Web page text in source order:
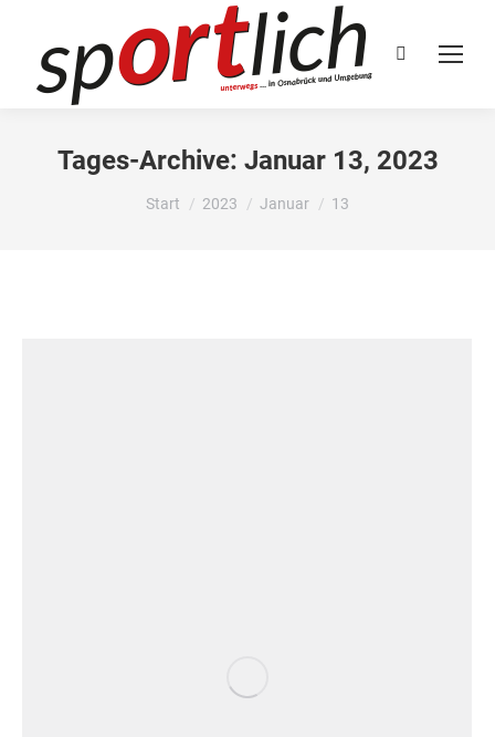
Search:
Tages-Archive: Januar 13, 2023
Sie befinden sich hier:
Start 2023 Januar 13